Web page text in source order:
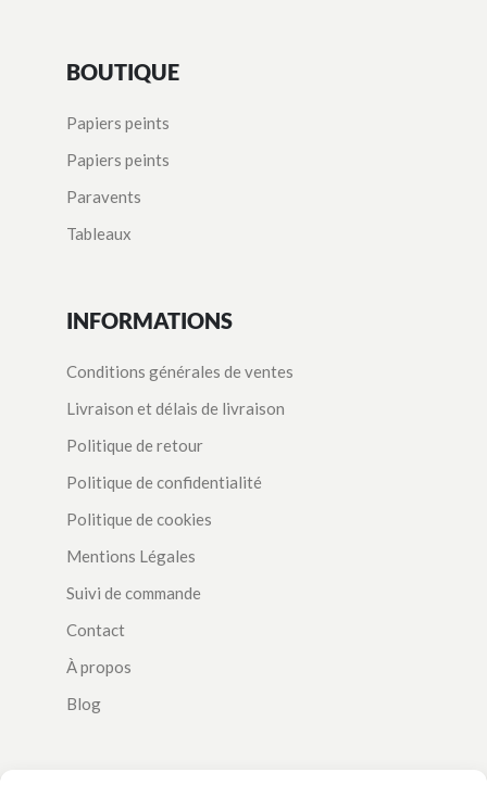
BOUTIQUE
Papiers peints
Papiers peints
Paravents
Tableaux
INFORMATIONS
Conditions générales de ventes
Livraison et délais de livraison
Politique de retour
Politique de confidentialité
Politique de cookies
Mentions Légales
Suivi de commande
Contact
À propos
Blog